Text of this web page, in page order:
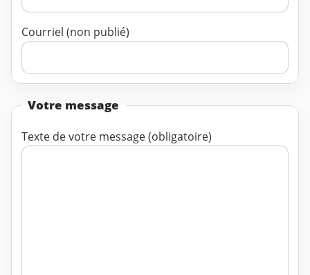
Courriel (non publié)
Votre message
Texte de votre message (obligatoire)